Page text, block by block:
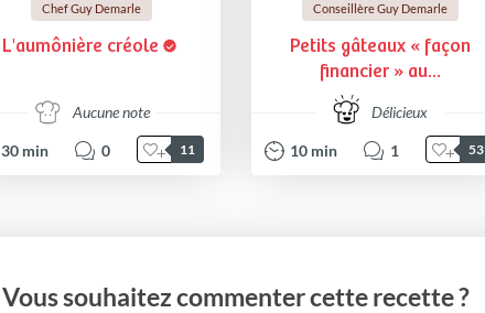
Chef Guy Demarle
L'aumônière créole
Aucune note
30 min 0 11
Conseillère Guy Demarle
Petits gâteaux « façon
financier » au...
Délicieux
10 min 1 53
Vous souhaitez commenter cette recette ?